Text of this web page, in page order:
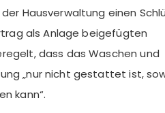
Hausverwaltung einen
als Anlage beigefügten
dass das Waschen und
„nur nicht gestattet ist,
kann“.